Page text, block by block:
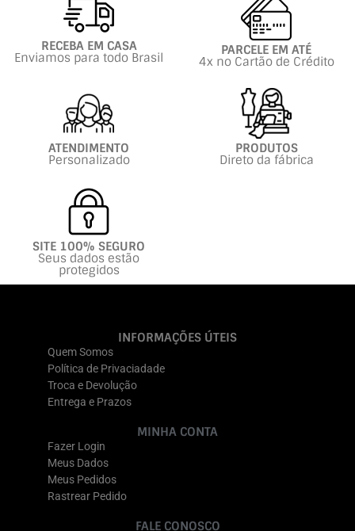
RECEBA EM CASA
Enviamos para todo Brasil PARCELE EM ATÉ
4x no Cartão de Crédito
ATENDIMENTO
Personalizado
PRODUTOS
Direto da fábrica
SITE 100% SEGURO
Seus dados estão
protegidos
INFORMAÇÕES ÚTEIS
Quem Somos
Política de Privaciadade
Troca e Devolução
Entrega e Prazos
MINHA CONTA
Fazer Login
Meus Dados
Meus Pedidos
Rastrear Pedido
FALE CONOSCO